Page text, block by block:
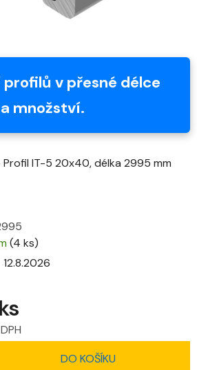
v přesné délce
a množství.
IT-5 20x40, délka 2995 mm
(4 ks)
12.8.2026
DO KOŠÍKU